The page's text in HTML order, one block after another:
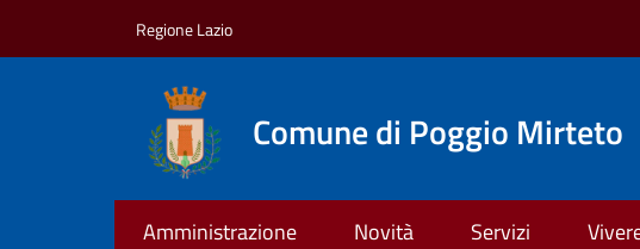
Regione Lazio
Comune di Poggio Mirteto
Amministrazione Novità Servizi